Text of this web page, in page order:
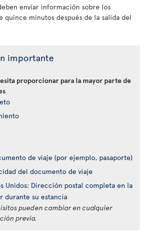
enviar información sobre los
quince minutos después de la salida del
importante
proporcionar para la mayor parte de
de viaje (por ejemplo, pasaporte)
del documento de viaje
Unidos: Dirección postal completa en la
durante su estancia
pueden cambiar en cualquier
previa.